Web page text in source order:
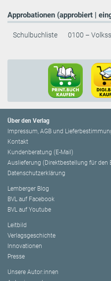
Approbationen (approbiert |
Schulbuchliste 0100 –
Über den Verlag
Impressum, AGB und
Kontakt
Kundenberatung (E-Mail)
Auslieferung (Direktbestellung für den
Datenschutzerklärung
Lemberger Blog
BVL auf Facebook
BVL auf Youtube
Leitbild
Verlagsgeschichte
Innovationen
Presse
Unsere Autor:innen